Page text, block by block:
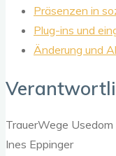
Präsenzen in
Plug-ins und
Änderung und
TrauerWege Usedom
Ines Eppinger